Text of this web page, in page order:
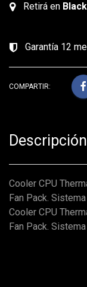
Retirá en Black
Garantía 12
COMPARTIR:
Descripción
Cooler CPU
Fan Pack.
Cooler CPU
Fan Pack.